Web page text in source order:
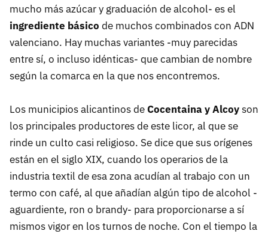
mucho más azúcar y graduación de alcohol- es el
ingrediente básico de muchos combinados con ADN
valenciano. Hay muchas variantes -muy parecidas
entre sí, o incluso idénticas- que cambian de nombre
según la comarca en la que nos encontremos.
Los municipios alicantinos deCocentaina y Alcoyson
los principales productores de este licor, al que se
rinde un culto casi religioso. Se dice que sus orígenes
están en el siglo XIX, cuando los operarios de la
industria textil de esa zona acudían al trabajo con un
termo con café, al que añadían algún tipo de alcohol -
aguardiente, ron o brandy- para proporcionarse a sí
mismos vigor en los turnos de noche. Con el tiempo la